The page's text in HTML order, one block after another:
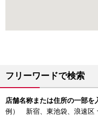
フリーワードで検索
店舗名称または住所の一部を
例） 新宿、東池袋、浪速区